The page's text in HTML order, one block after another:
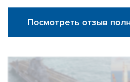
Посмотреть отзыв